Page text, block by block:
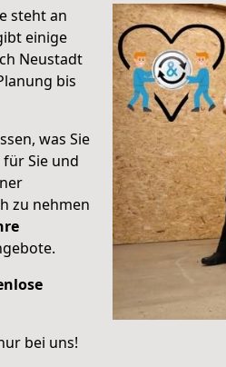
steht an
einige
Neustadt
bis
was Sie
Sie und
zu nehmen
bei uns!